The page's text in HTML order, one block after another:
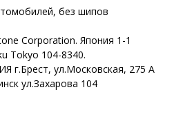
без шипов
Corporation. Япония 1-1
Tokyo 104-8340.
г.Брест, ул.Московская, 275 А
ул.Захарова 104